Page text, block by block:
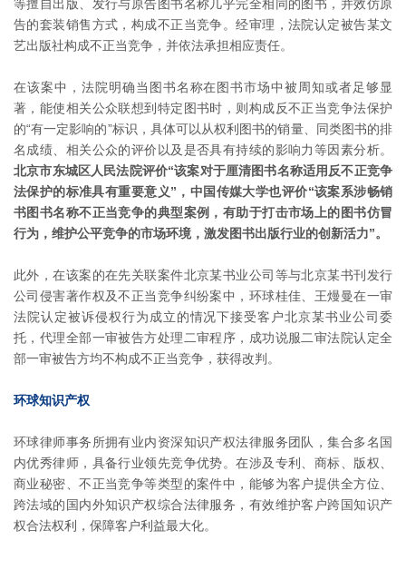
等擅自出版、发行与原告图书名称几乎完全相同的图书，并效仿原
告的套装销售方式，构成不正当竞争。经审理，法院认定被告某文
艺出版社构成不正当竞争，并依法承担相应责任。
在该案中，法院明确当图书名称在图书市场中被周知或者足够显
著，能使相关公众联想到特定图书时，则构成反不正当竞争法保护
的“有一定影响的”标识，具体可以从权利图书的销量、同类图书的排
名成绩、相关公众的评价以及是否具有持续的影响力等因素分析。
北京市东城区人民法院评价“该案对于厘清图书名称适用反不正竞争
法保护的标准具有重要意义”，中国传媒大学也评价“该案系涉畅销
书图书名称不正当竞争的典型案例，有助于打击市场上的图书仿冒
行为，维护公平竞争的市场环境，激发图书出版行业的创新活力”。
此外，在该案的在先关联案件北京某书业公司等与北京某书刊发行
公司侵害著作权及不正当竞争纠纷案中，环球桂佳、王熳曼在一审
法院认定被诉侵权行为成立的情况下接受客户北京某书业公司委
托，代理全部一审被告方处理二审程序，成功说服二审法院认定全
部一审被告方均不构成不正当竞争，获得改判。
环球知识产权
环球律师事务所拥有业内资深知识产权法律服务团队，集合多名国
内优秀律师，具备行业领先竞争优势。在涉及专利、商标、版权、
商业秘密、不正当竞争等类型的案件中，能够为客户提供全方位、
跨法域的国内外知识产权综合法律服务，有效维护客户跨国知识产
权合法权利，保障客户利益最大化。